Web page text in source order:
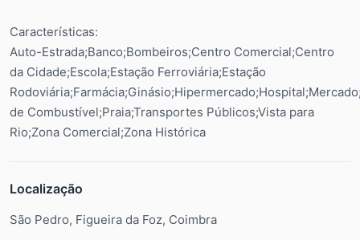
Características:
Auto-Estrada;Banco;Bombeiros;Centro Comercial;Centro
da Cidade;Escola;Estação Ferroviária;Estação
de Combustível;Praia;Transportes Públicos;Vista para
Rio;Zona Comercial;Zona Histórica
Localização
São Pedro, Figueira da Foz, Coimbra